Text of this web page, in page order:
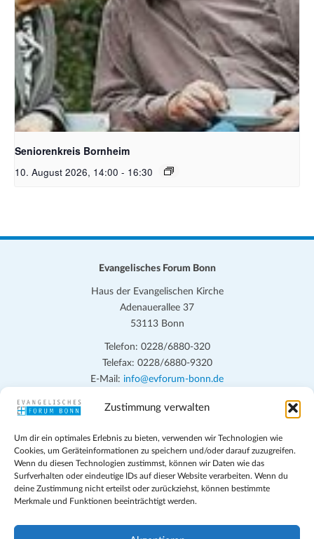
Zustimmung verwalten
Um dir ein optimales Erlebnis zu bieten, verwenden wir Technologien wie
Cookies, um Geräteinformationen zu speichern und/oder darauf zuzugreifen.
Wenn du diesen Technologien zustimmst, können wir Daten wie das
Surfverhalten oder eindeutige IDs auf dieser Website verarbeiten. Wenn du
deine Zustimmung nicht erteilst oder zurückziehst, können bestimmte
Merkmale und Funktionen beeinträchtigt werden.
Bildquelle Pixabay Free
Seniorenkreis Bornheim
10. August 2026, 14:00 - 16:30
Evangelisches Forum Bonn
Haus der Evangelischen Kirche
Adenauerallee 37
53113 Bonn
Telefon: 0228/6880-320
Telefax: 0228/6880-9320
E-Mail: info@evforum-bonn.de
Das Evangelische Forum Bonn will in seinen zentralen
persönlichen, beruflichen, kirchlichen und öffentlichen Lebens
eingehen, zu offener Begegnung und ehrlicher Auseinandersetzung
anregen und mithelfen, aus der Verheißung des Evangeliums heraus
im individuellen und gesellschaftlichen Leben verantwortlich zu
denken, zu reden und zu handeln.